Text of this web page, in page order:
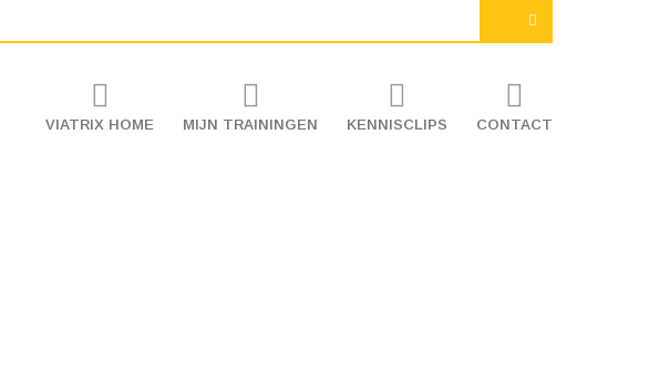
VIATRIX HOME MIJN TRAININGEN KENNISCLIPS CONTACT